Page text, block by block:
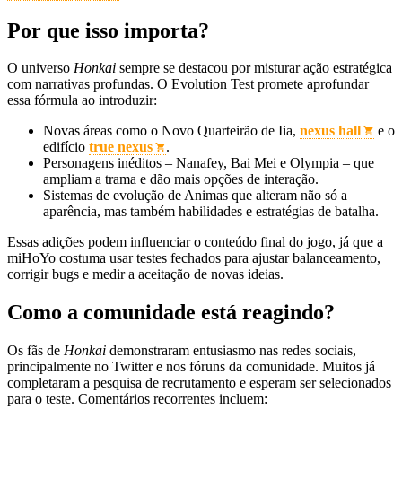
Por que isso importa?
O universo Honkai sempre se destacou por misturar ação estratégica
com narrativas profundas. O Evolution Test promete aprofundar
essa fórmula ao introduzir:
Novas áreas como o Novo Quarteirão de Iia, nexus hall
e o
edifício true nexus
.
Personagens inéditos – Nanafey, Bai Mei e Olympia – que
ampliam a trama e dão mais opções de interação.
Sistemas de evolução de Animas que alteram não só a
aparência, mas também habilidades e estratégias de batalha.
Essas adições podem influenciar o conteúdo final do jogo, já que a
miHoYo costuma usar testes fechados para ajustar balanceamento,
corrigir bugs e medir a aceitação de novas ideias.
Como a comunidade está reagindo?
Os fãs de Honkai demonstraram entusiasmo nas redes sociais,
principalmente no Twitter e nos fóruns da comunidade. Muitos já
completaram a pesquisa de recrutamento e esperam ser selecionados
para o teste. Comentários recorrentes incluem: